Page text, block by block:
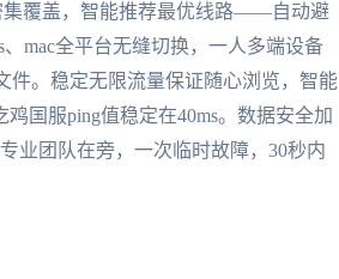
集覆盖，智能推荐最优线路——自动避
mac全平台无缝切换，一人多端设备
件。稳定无限流量保证随心浏览，智能
国服ping值稳定在40ms。数据安全加
业团队在旁，一次临时故障，30秒内